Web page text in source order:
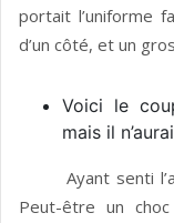
portait l’uniforme
d’un côté, et un
Voici le
mais il
Ayant senti
Peut-être un